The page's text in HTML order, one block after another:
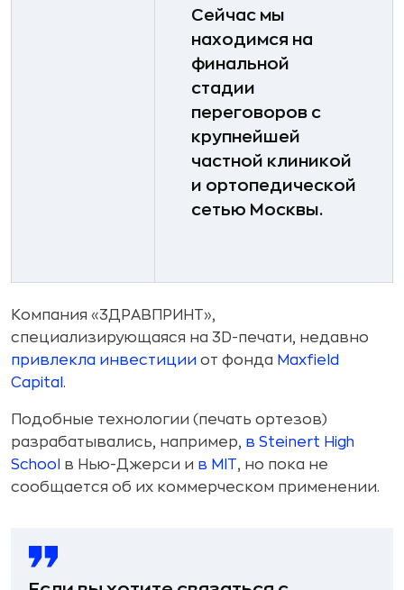
Сейчас мы
находимся на
финальной
стадии
переговоров с
крупнейшей
частной клиникой
и ортопедической
сетью Москвы.
Компания «3ДРАВПРИНТ»,
специализирующаяся на 3D-печати, недавно
привлекла инвестиции от фонда Maxfield
Capital .
Подобные технологии (печать ортезов)
разрабатывались, например, в Steinert High
School
в Нью-Джерси и в MIT, но пока не
сообщается об их коммерческом применении.